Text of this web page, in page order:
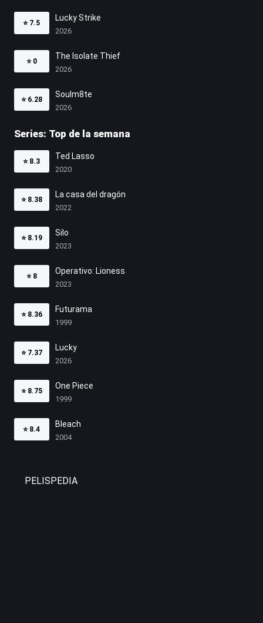
⭐ 7.5
Lucky Strike
2026
⭐ 0
The Isolate Thief
2026
⭐ 6.28
Soulm8te
2026
Series: Top de la semana
⭐ 8.3
Ted Lasso
2020
⭐ 8.38
La casa del dragón
2022
⭐ 8.19
Silo
2023
⭐ 8
Operativo: Lioness
2023
⭐ 8.36
Futurama
1999
⭐ 7.37
Lucky
2026
⭐ 8.75
One Piece
1999
⭐ 8.4
Bleach
2004
PELISPEDIA